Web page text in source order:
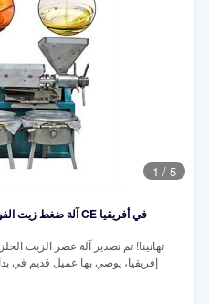
1 / 5
آلة ضغط زيت الفول السوداني الموفرة للطاقة مع شهادة CE في أفريقيا
إفريقيا، يوصي بها عميل قديم في